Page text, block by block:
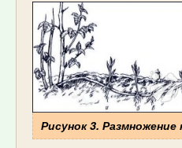
Рисунок 3.